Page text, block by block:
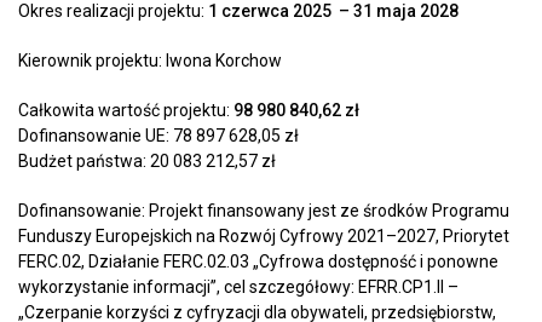
Okres realizacji projektu: 1 czerwca 2025 – 31 maja 2028
Kierownik projektu: Iwona Korchow
Całkowita wartość projektu: 98 980 840,62 zł
Dofinansowanie UE: 78 897 628,05 zł
Budżet państwa: 20 083 212,57 zł
Dofinansowanie: Projekt finansowany jest ze środków Programu
Funduszy Europejskich na Rozwój Cyfrowy 2021–2027, Priorytet
FERC.02, Działanie FERC.02.03 „Cyfrowa dostępność i ponowne
wykorzystanie informacji”, cel szczegółowy: EFRR.CP1.II –
„Czerpanie korzyści z cyfryzacji dla obywateli, przedsiębiorstw,